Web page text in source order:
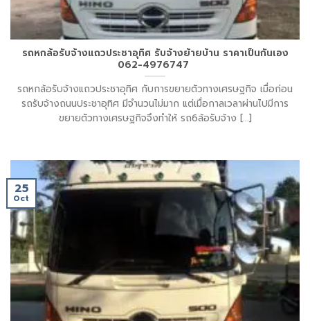
รถหกล้อรับจ้างแถวประชาอุทิศ รับจ้างย้ายบ้าน ราคาเป็นกันเอง
062-4976747
รถหกล้อรับจ้างแถวประชาอุทิศ กับการขยายตัวทางเศรษฐกิจ เมื่อก่อน
รถรับจ้างถนนประชาอุทิศ มีจำนวนไม่มาก แต่เมื่อกาลเวลาผ่านไปมีการ
ขยายตัวทางเศรษฐกิจจึงทำให้ รถ6ล้อรับจ้าง [...]
25
Oct